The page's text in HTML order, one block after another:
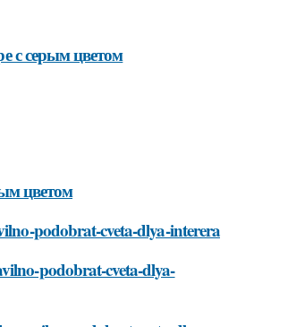
с серым цветом
цветом
podobrat-cveta-dlya-interera
podobrat-cveta-dlya-